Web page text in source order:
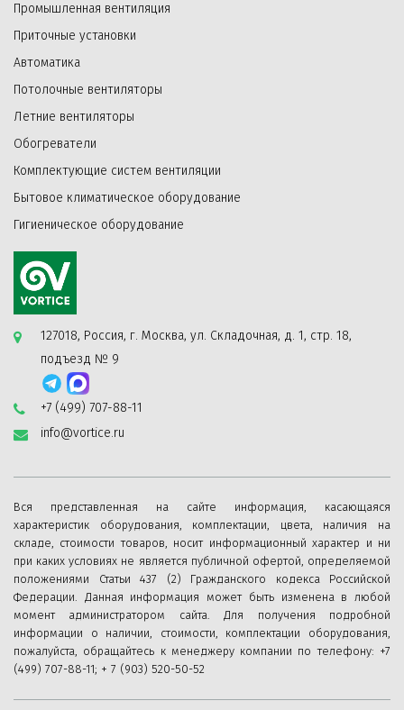
Промышленная вентиляция
Приточные установки
Автоматика
Потолочные вентиляторы
Летние вентиляторы
Обогреватели
Комплектующие систем вентиляции
Бытовое климатическое оборудование
Гигиеническое оборудование
127018, Россия, г. Москва, ул. Складочная, д. 1, стр. 18,
подъезд № 9
+7 (499) 707-88-11
info@vortice.ru
Вся представленная на сайте информация, касающаяся
характеристик оборудования, комплектации, цвета, наличия на
складе, стоимости товаров, носит информационный характер и ни
при каких условиях не является публичной офертой, определяемой
положениями Статьи 437 (2) Гражданского кодекса Российской
Федерации. Данная информация может быть изменена в любой
момент администратором сайта. Для получения подробной
информации о наличии, стоимости, комплектации оборудования,
пожалуйста, обращайтесь к менеджеру компании по телефону: +7
(499) 707-88-11; + 7 (903) 520-50-52